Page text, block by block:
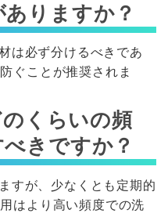
りますか？
は必ず分けるべきであ
ぐことが推奨されま
くらいの頻
きですか？
すが、少なくとも定期的
はより高い頻度での洗